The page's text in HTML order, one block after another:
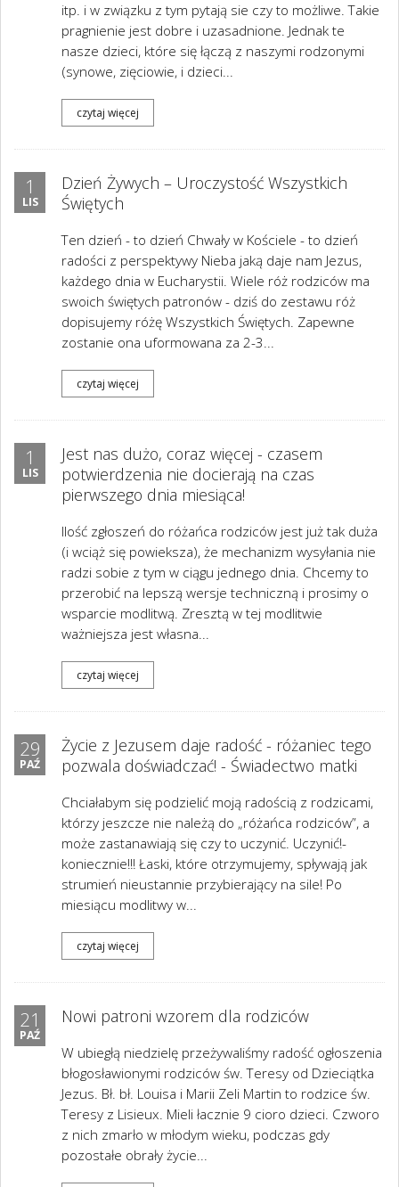
itp. i w związku z tym pytają sie czy to możliwe. Takie
pragnienie jest dobre i uzasadnione. Jednak te
nasze dzieci, które się łączą z naszymi rodzonymi
(synowe, zięciowie, i dzieci...
czytaj więcej
1
LIS
Dzień Żywych – Uroczystość Wszystkich
Świętych
Ten dzień - to dzień Chwały w Kościele - to dzień
radości z perspektywy Nieba jaką daje nam Jezus,
każdego dnia w Eucharystii. Wiele róż rodziców ma
swoich świętych patronów - dziś do zestawu róż
dopisujemy różę Wszystkich Świętych. Zapewne
zostanie ona uformowana za 2-3...
czytaj więcej
1
LIS
Jest nas dużo, coraz więcej - czasem
potwierdzenia nie docierają na czas
pierwszego dnia miesiąca!
Ilość zgłoszeń do różańca rodziców jest już tak duża
(i wciąż się powieksza), że mechanizm wysyłania nie
radzi sobie z tym w ciągu jednego dnia. Chcemy to
przerobić na lepszą wersje techniczną i prosimy o
wsparcie modlitwą. Zresztą w tej modlitwie
ważniejsza jest własna...
czytaj więcej
29
PAŹ
Życie z Jezusem daje radość - różaniec tego
pozwala doświadczać! - Świadectwo matki
Chciałabym się podzielić moją radością z rodzicami,
którzy jeszcze nie należą do „różańca rodziców”, a
może zastanawiają się czy to uczynić. Uczynić!-
koniecznie!!! Łaski, które otrzymujemy, spływają jak
strumień nieustannie przybierający na sile! Po
miesiącu modlitwy w...
czytaj więcej
21
PAŹ
Nowi patroni wzorem dla rodziców
W ubiegłą niedzielę przeżywaliśmy radość ogłoszenia
błogosławionymi rodziców św. Teresy od Dzieciątka
Jezus. Bł. bł. Louisa i Marii Zeli Martin to rodzice św.
Teresy z Lisieux. Mieli łacznie 9 cioro dzieci. Czworo
z nich zmarło w młodym wieku, podczas gdy
pozostałe obrały życie...